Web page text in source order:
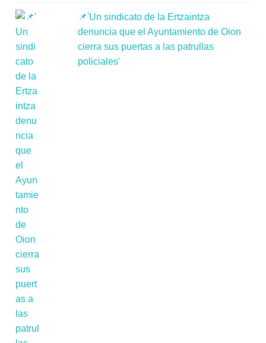
📌'Un sindicato de la Ertzaintza
denuncia que el Ayuntamiento de Oion
cierra sus puertas a las patrullas
policiales'